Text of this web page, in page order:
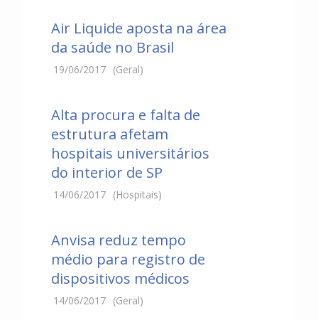
Air Liquide aposta na área
da saúde no Brasil
19/06/2017 (Geral)
Alta procura e falta de
estrutura afetam
hospitais universitários
do interior de SP
14/06/2017 (Hospitais)
Anvisa reduz tempo
médio para registro de
dispositivos médicos
14/06/2017 (Geral)